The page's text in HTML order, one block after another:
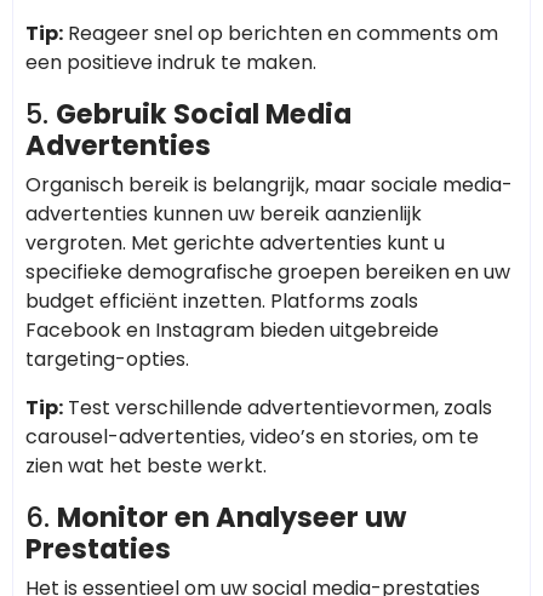
Tip: Reageer snel op berichten en comments om
een positieve indruk te maken.
5. Gebruik Social Media
Advertenties
Organisch bereik is belangrijk, maar sociale media-
advertenties kunnen uw bereik aanzienlijk
vergroten. Met gerichte advertenties kunt u
specifieke demografische groepen bereiken en uw
budget efficiënt inzetten. Platforms zoals
Facebook en Instagram bieden uitgebreide
targeting-opties.
Tip: Test verschillende advertentievormen, zoals
carousel-advertenties, video’s en stories, om te
zien wat het beste werkt.
6. Monitor en Analyseer uw
Prestaties
Het is essentieel om uw social media-prestaties